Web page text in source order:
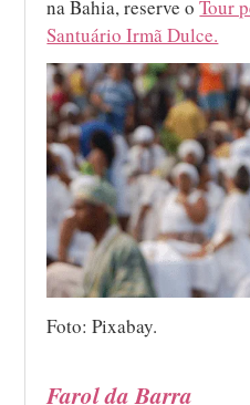
na Bahia, reserve oTour
Santuário Irmã Dulce.
Foto: Pixabay.
Farol da Barra